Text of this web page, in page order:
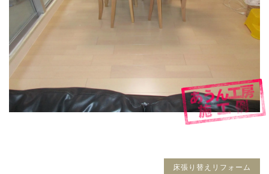
床張り替えリフォーム